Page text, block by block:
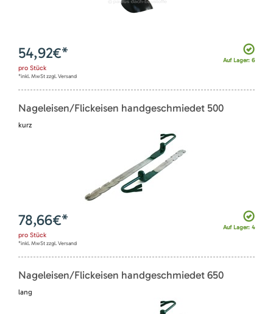
Auf Lager: 6
54,92€*
pro Stück
*inkl. MwSt zzgl. Versand
Nageleisen/Flickeisen handgeschmiedet 500
kurz
Auf Lager: 4
78,66€*
pro Stück
*inkl. MwSt zzgl. Versand
Nageleisen/Flickeisen handgeschmiedet 650
lang